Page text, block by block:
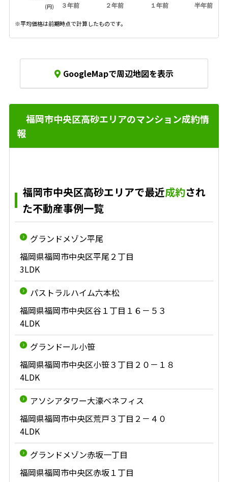
３年前 ２年前 １年前 半年前
(円)
※平均価格は前期時点で計算したものです。
GoogleMapで周辺地図を表示
福岡市中央区高砂エリアのマンション成約情
報
福岡市中央区高砂エリアで最近成約され
た不動産事例一覧
グランドメゾン平尾
福岡県福岡市中央区平尾２丁目
3LDK
パストラルハイム六本松
福岡県福岡市中央区谷１丁目１６－５３
4LDK
グランドール小笹
福岡県福岡市中央区小笹３丁目２０－１８
4LDK
アソシアタワー大濠ベネフィス
福岡県福岡市中央区荒戸３丁目２－４０
4LDK
グランドメゾン赤坂一丁目
福岡県福岡市中央区赤坂１丁目